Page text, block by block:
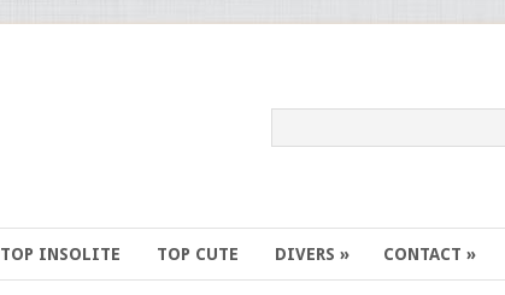
TOP INSOLITE TOP CUTE DIVERS » CONTACT »